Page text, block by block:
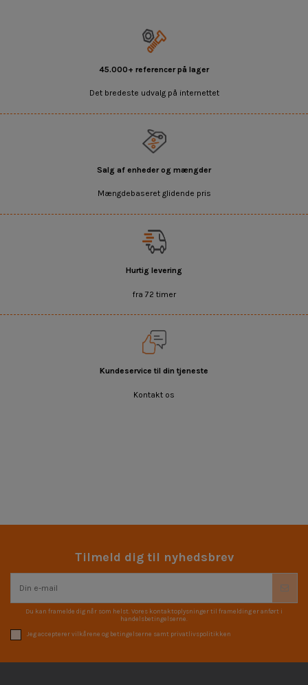
45.000+ referencer på lager
Det bredeste udvalg på internettet
Salg af enheder og mængder
Mængdebaseret glidende pris
Hurtig levering
fra 72 timer
Kundeservice til din tjeneste
Kontakt os
Tilmeld dig til nyhedsbrev
Du kan framelde dig når som helst. Vores kontaktoplysninger til framelding er anført i
handelsbetingelserne.
Jeg accepterer vilkårene og betingelserne samt privatlivspolitikken